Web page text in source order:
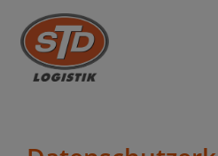
content
Leistungen